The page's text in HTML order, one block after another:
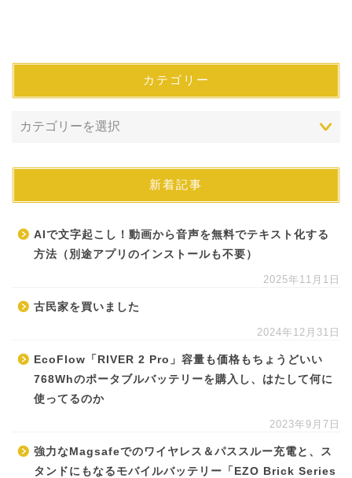
カテゴリー
新着記事
AIで文字起こし！動画から音声を無料でテキスト化する
方法（別途アプリのインストールも不要）
2025年11月1日
古民家を買いました
2024年12月31日
EcoFlow「RIVER 2 Pro」容量も価格もちょうどいい
768Whのポータブルバッテリーを購入し、はたして何に
使ってるのか
2023年9月7日
強力なMagsafeでのワイヤレス＆パススルー充電と、ス
タンドにもなるモバイルバッテリー「EZO Brick Series